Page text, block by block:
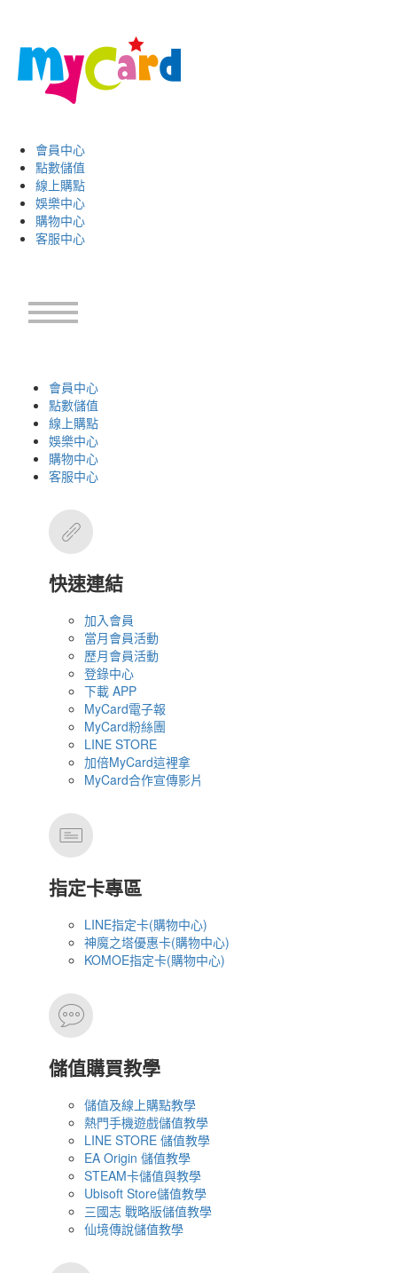
會員中心
點數儲值
線上購點
娛樂中心
購物中心
客服中心
會員中心
點數儲值
線上購點
娛樂中心
購物中心
客服中心
快速連結
加入會員
當月會員活動
歷月會員活動
登錄中心
下載 APP
MyCard電子報
MyCard粉絲團
LINE STORE
加倍MyCard這裡拿
MyCard合作宣傳影片
指定卡專區
LINE指定卡(購物中心)
神魔之塔優惠卡(購物中心)
KOMOE指定卡(購物中心)
儲值購買教學
儲值及線上購點教學
熱門手機遊戲儲值教學
LINE STORE 儲值教學
EA Origin 儲值教學
STEAM卡儲值與教學
Ubisoft Store儲值教學
三國志 戰略版儲值教學
仙境傳說儲值教學